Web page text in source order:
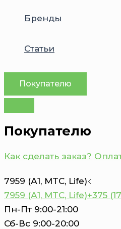
Бренды
Статьи
Покупателю
Покупателю
Как сделать заказ?
7959 (А1, MTC, Life)
7959 (А1, MTC, Life)+375
Пн-Пт 9:00-21:00
Сб-Вс 9:00-20:00